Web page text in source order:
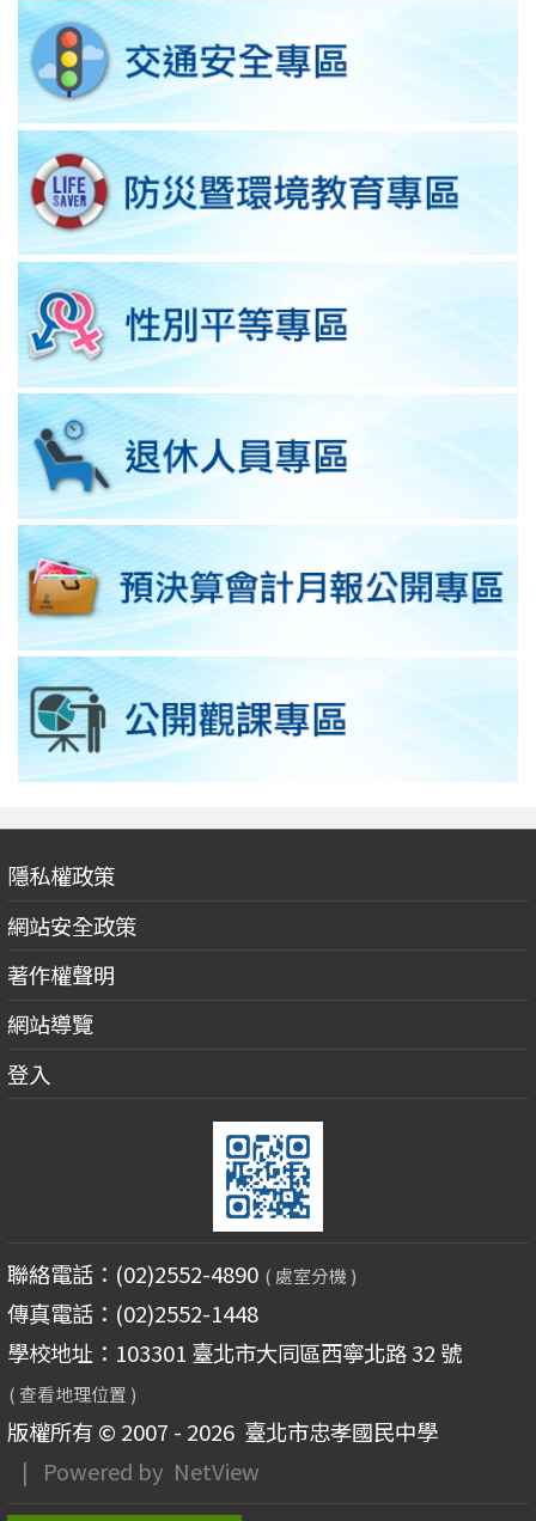
隱私權政策
網站安全政策
著作權聲明
網站導覽
登入
聯絡電話：(02)2552-4890 ( 處室分機 )
傳真電話：(02)2552-1448
學校地址：103301 臺北市大同區西寧北路 32 號
( 查看地理位置 )
版權所有 © 2007 - 2026臺北市忠孝國民中學
| Powered by NetView